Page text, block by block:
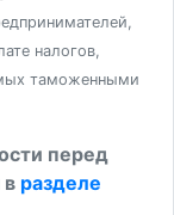
налогов,
таможенными
перед
разделе